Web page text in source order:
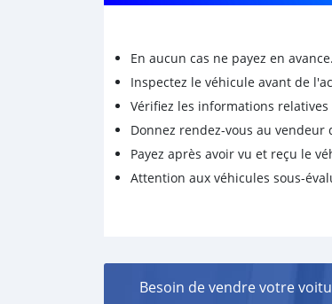
En aucun cas ne payez en avance.
Inspectez le véhicule avant de
Vérifiez les informations
Donnez rendez-vous au
Payez après avoir vu et reçu le
Attention aux véhicules sous-
Besoin de vendre votre